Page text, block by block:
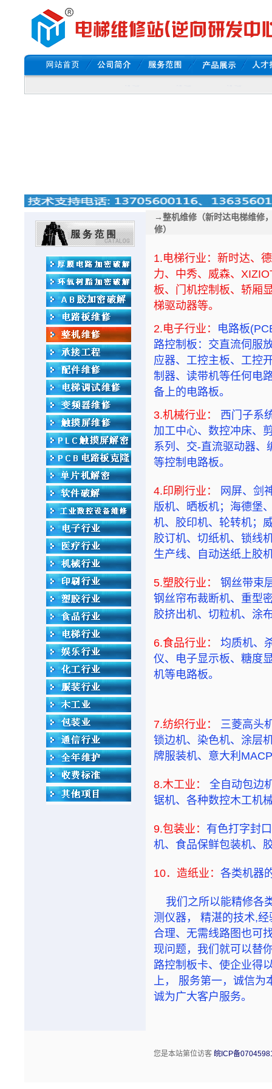
→整机维修（新时达电梯维修
修）
1.电梯行业：新时达、
力、中秀、威森、
板、门机控制板、轿厢
梯驱动器等。
2.电子行业： 电路板
路控制板：交直流伺服
应器、工控主板、工控
制器、读带机等任何电
备上的电路板。
3.机械行业：
西门子系
加工中心、数控冲床、
系列、交-直流驱动器、
等控制电路板。
4.印刷行业：
网屏、剑
版机、晒板机；海德堡
机、胶印机、轮转机；
胶订机、切纸机、锁线
生产线、自动送纸上胶
5.塑胶行业：
钢丝带束
钢丝帘布裁断机、重型
胶挤出机、切粒机、涂
6.食品行业：
均质机、
仪、电子显示板、糖度
机等电路板。
7.纺织行业：
三菱高头
锁边机、染色机、涂层
牌服装机、意大利
8.木工业：
全自动包边
锯机、各种数控木工机
9.包装业： 有色打字封
机、食品保鲜包装机、
10．造纸业： 各类机器
我们之所以能精修各
测仪器， 精湛的技术,
合理、无需线路图也可
现问题，我们就可以替
路控制板卡、使企业得
上， 服务第一，诚信为
诚为广大客户服务。
您是本站第位访客 皖ICP备